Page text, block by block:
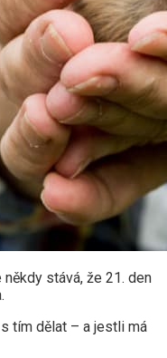
stává, že 21. den
tím dělat – a jestli má